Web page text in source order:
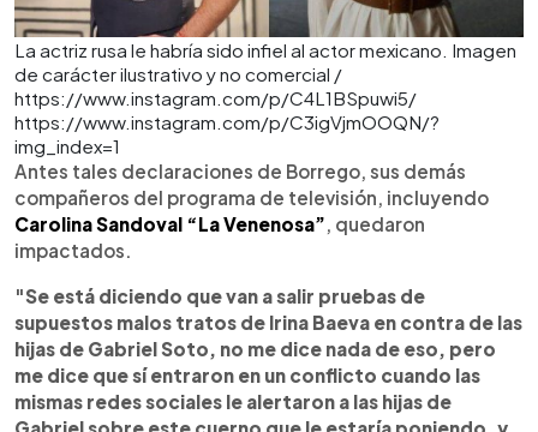
La actriz rusa le habría sido infiel al actor mexicano. Imagen
de carácter ilustrativo y no comercial /
https://www.instagram.com/p/C4L1BSpuwi5/
https://www.instagram.com/p/C3igVjmOOQN/?
img_index=1
Antes tales declaraciones de Borrego, sus demás
compañeros del programa de televisión, incluyendo
Carolina Sandoval “La Venenosa” , quedaron
impactados.
"Se está diciendo que van a salir pruebas de
supuestos malos tratos de Irina Baeva en contra de las
hijas de Gabriel Soto, no me dice nada de eso, pero
me dice que sí entraron en un conflicto cuando las
mismas redes sociales le alertaron a las hijas de
Gabriel sobre este cuerno que le estaría poniendo, y